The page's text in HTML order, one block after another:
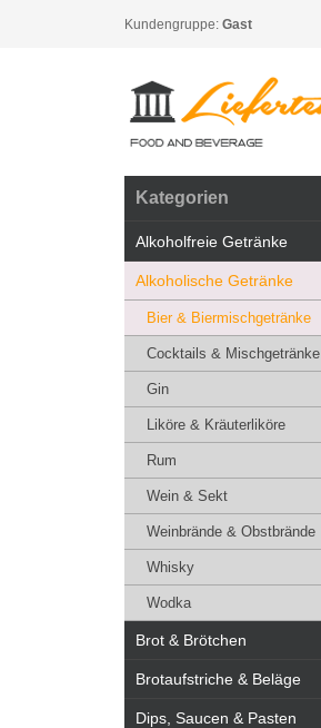
Kundengruppe: Gast
Kategorien
Alkoholfreie Getränke
Alkoholische Getränke
Bier & Biermischgetränke
Cocktails & Mischgetränke
Gin
Liköre & Kräuterliköre
Rum
Wein & Sekt
Weinbrände & Obstbrände
Whisky
Wodka
Brot & Brötchen
Brotaufstriche & Beläge
Dips, Saucen & Pasten